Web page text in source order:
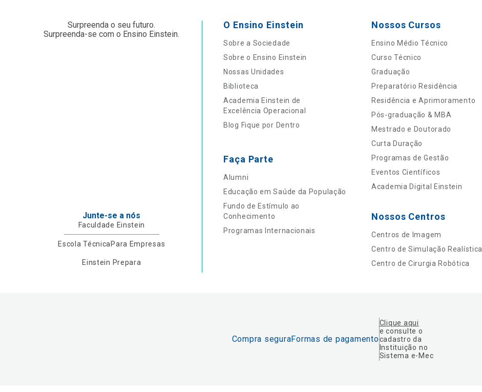
Surpreenda o seu futuro.
Surpreenda-se com o Ensino Einstein.
Junte-se a nós
Faculdade Einstein
Escola Técnica Para Empresas
Einstein Prepara
O Ensino Einstein
Sobre a Sociedade
Sobre o Ensino Einstein
Nossas Unidades
Biblioteca
Academia Einstein de
Excelência Operacional
Blog Fique por Dentro
Faça Parte
Alumni
Educação em Saúde da População
Fundo de Estímulo ao
Conhecimento
Programas Internacionais
Nossos Cursos
Ensino Médio Técnico
Curso Técnico
Graduação
Preparatório Residência
Residência e Aprimoramento
Pós-graduação & MBA
Mestrado e Doutorado
Curta Duração
Programas de Gestão
Eventos Científicos
Academia Digital Einstein
Nossos Centros
Centros de Imagem
Centro de Simulação Realística
Centro de Cirurgia Robótica
Compra seguraFormas de pagamento
Clique aqui
e consulte o
cadastro da
Instituição no
Sistema e-Mec